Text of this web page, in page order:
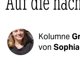
politik
öko
gesellschaft
Kolumne
von